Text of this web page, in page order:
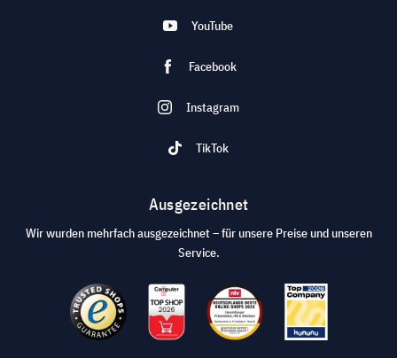
YouTube
Facebook
Instagram
TikTok
Ausgezeichnet
Wir wurden mehrfach ausgezeichnet – für unsere Preise und unseren
Service.